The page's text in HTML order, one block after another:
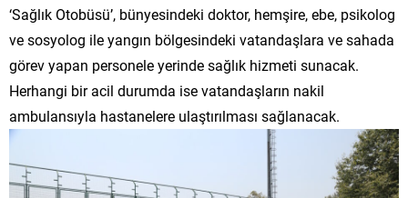
‘Sağlık Otobüsü’, bünyesindeki doktor, hemşire, ebe, psikolog
ve sosyolog ile yangın bölgesindeki vatandaşlara ve sahada
görev yapan personele yerinde sağlık hizmeti sunacak.
Herhangi bir acil durumda ise vatandaşların nakil
ambulansıyla hastanelere ulaştırılması sağlanacak.